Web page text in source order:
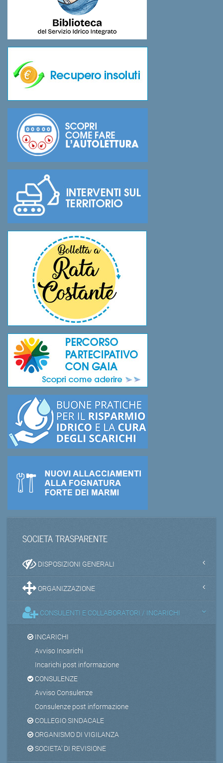
SOCIETA TRASPARENTE
DISPOSIZIONI GENERALI
ORGANIZZAZIONE
CONSULENTI E COLLABORATORI / INCARICHI
INCARICHI
Avviso Incarichi
Incarichi post informazione
CONSULENZE
Avviso Consulenze
Consulenze post informazione
COLLEGIO SINDACALE
ORGANISMO DI VIGILANZA
SOCIETA' DI REVISIONE